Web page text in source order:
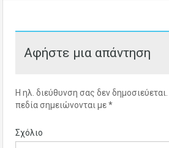
Αφήστε μια απάντηση
Η ηλ. διεύθυνση σας δεν δημοσιεύεται.
πεδία σημειώνονται με*
Σχόλιο